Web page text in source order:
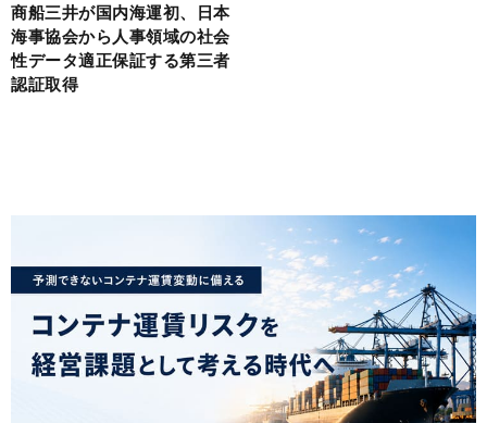
商船三井が国内海運初、日本
海事協会から人事領域の社会
性データ適正保証する第三者
認証取得